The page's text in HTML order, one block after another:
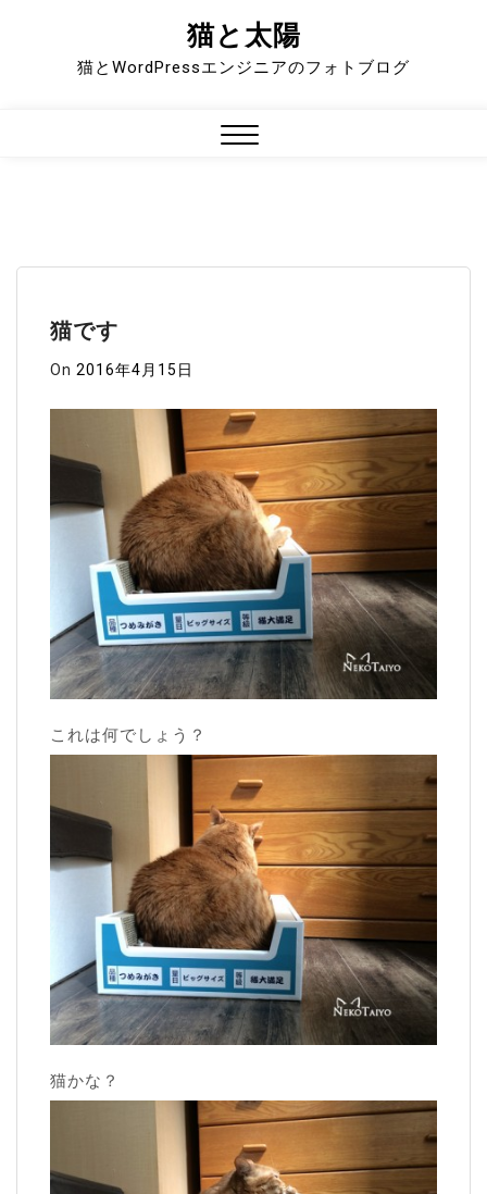
猫と太陽
猫とWordPressエンジニアのフォトブログ
猫です
On 2016年4月15日
これは何でしょう？
猫かな？